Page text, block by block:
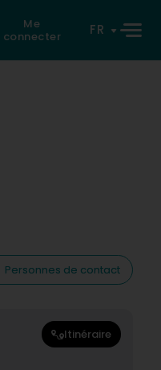
Me
connecter
FR
Personnes de contact
Itinéraire